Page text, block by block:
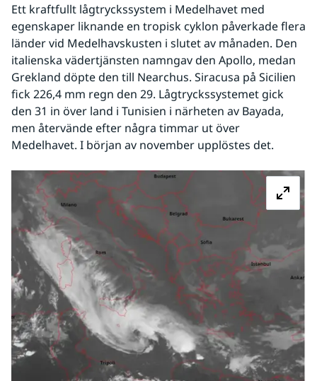
Ett kraftfullt lågtryckssystem i Medelhavet med
egenskaper liknande en tropisk cyklon påverkade flera
länder vid Medelhavskusten i slutet av månaden. Den
italienska vädertjänsten namngav den Apollo, medan
Grekland döpte den till Nearchus. Siracusa på Sicilien
fick 226,4 mm regn den 29. Lågtryckssystemet gick
den 31 in över land i Tunisien i närheten av Bayada,
men återvände efter några timmar ut över
Medelhavet. I början av november upplöstes det.